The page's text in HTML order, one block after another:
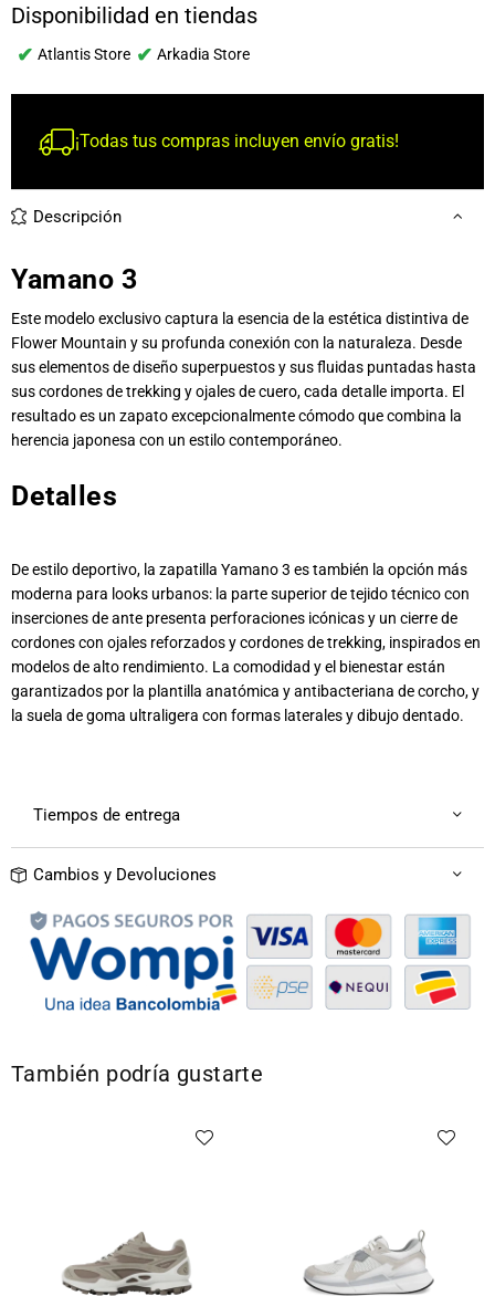
Disponibilidad en tiendas
✔ Atlantis Store ✔ Arkadia Store
¡Todas tus compras incluyen envío gratis!
Descripción
Yamano 3
Este modelo exclusivo captura la esencia de la estética distintiva de
Flower Mountain y su profunda conexión con la naturaleza. Desde
sus elementos de diseño superpuestos y sus fluidas puntadas hasta
sus cordones de trekking y ojales de cuero, cada detalle importa. El
resultado es un zapato excepcionalmente cómodo que combina la
herencia japonesa con un estilo contemporáneo.
Detalles
De estilo deportivo, la zapatilla Yamano 3 es también la opción más
moderna para looks urbanos: la parte superior de tejido técnico con
inserciones de ante presenta perforaciones icónicas y un cierre de
cordones con ojales reforzados y cordones de trekking, inspirados en
modelos de alto rendimiento. La comodidad y el bienestar están
garantizados por la plantilla anatómica y antibacteriana de corcho, y
la suela de goma ultraligera con formas laterales y dibujo dentado.
Tiempos de entrega
Cambios y Devoluciones
También podría gustarte